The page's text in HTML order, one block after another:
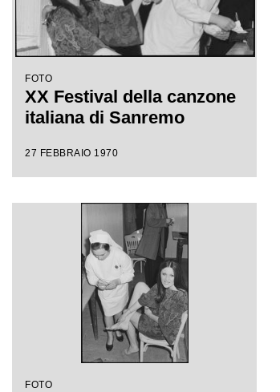
FOTO
XX Festival della canzone
italiana di Sanremo
27 FEBBRAIO 1970
FOTO